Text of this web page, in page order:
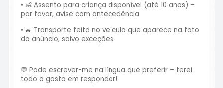
• 👶 Assento para criança disponível (até 10 anos) –
por favor, avise com antecedência
• 🚙 Transporte feito no veículo que aparece na foto
do anúncio, salvo exceções
💬 Pode escrever-me na língua que preferir – terei
todo o gosto em responder!